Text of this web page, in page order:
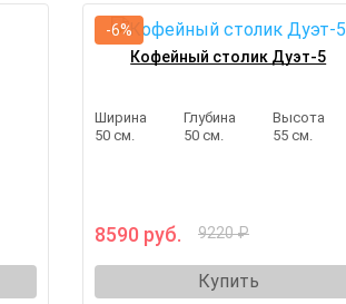
Кофейный столик Дуэт-5
Ширина
50 см.
Глубина
50 см.
Высота
55 см.
8590 руб. 9220 ₽
Купить
-6%